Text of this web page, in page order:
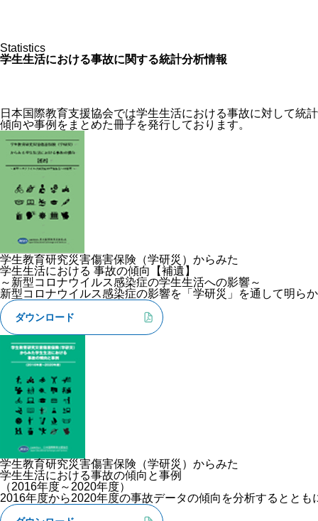
Statistics
学生生活における事故に関する統計分析情報
日本国際教育支援協会では学生生活における事故に対して統
傾向や事例をまとめた冊子を発行しております。
学生教育研究災害傷害保険（学研災）からみた
学生生活における 事故の傾向【補遺】
～新型コロナウイルス感染症の学生生活への影響～
新型コロナウイルス感染症の影響を「学研災」を通して明ら
ダウンロード
学生教育研究災害傷害保険（学研災）からみた
学生生活における事故の傾向と事例
（2016年度～2020年度）
2016年度から2020年度の事故データの傾向を分析するとと